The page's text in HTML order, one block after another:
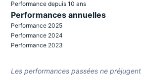
Performance depuis 10 ans
Performances annuelles
Performance 2025
Performance 2024
Performance 2023
Les performances passées ne